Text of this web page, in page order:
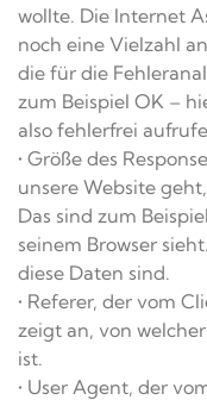
wollte. Die Internet
noch eine Vielzahl
die für die
zum Beispiel OK –
also fehlerfrei
• Größe des
unsere Website
Das sind zum
seinem Browser
diese Daten sind.
• Referer, der vom
zeigt an, von
ist.
• User Agent, der